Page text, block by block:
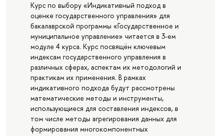
Курс по выбору «Индикативный подход в
оценке государственного управления» для
бакалаврской программы «Государственное и
муниципальное управление» читается в 3-ем
модуле 4 курса. Курс посвящён ключевым
индексам государственного управления в
различных сферах, аспектам их методологий и
практикам их применения. В рамках
индикативного подхода будут рассмотрены
математические методы и инструменты,
использующиеся для составления индексов, в
том числе методы агрегирования данных для
формирования многокомпонентных